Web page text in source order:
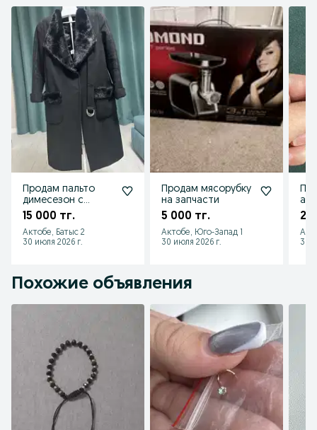
Продам пальто
димесезон с
норковым
15 000 тг.
Актобе, Батыс 2
30 июля 2026 г.
Продам мясорубку
на запчасти
5 000 тг.
Актобе, Юго-Запад 1
30 июля 2026 г.
2
30
Похожие объявления